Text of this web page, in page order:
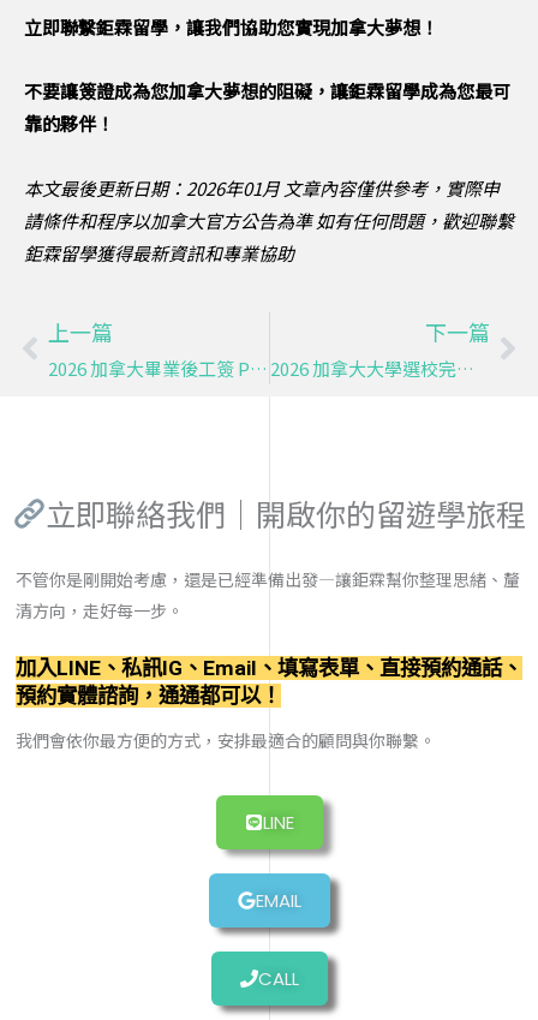
立即聯繫鉅霖留學，讓我們協助您實現加拿大夢想！
不要讓簽證成為您加拿大夢想的阻礙，讓鉅霖留學成為您最可
靠的夥伴！
本文最後更新日期：2026年01月 文章內容僅供參考，實際申
請條件和程序以加拿大官方公告為準 如有任何問題，歡迎聯繫
鉅霖留學獲得最新資訊和專業協助
上一頁
上一篇
2026 加拿大畢業後工簽 PGWP 最新政策、條件、申請流程-GLC鉅霖專業解析
下一篇
2026 加拿大大學選校完整指南｜Maclean’s 排名解析三大類型 GLC 鉅霖留學
立即聯絡我們｜開啟你的留遊學旅程
不管你是剛開始考慮，還是已經準備出發—讓鉅霖幫你整理思緒、釐
清方向，走好每一步。
加入LINE、私訊IG、Email、填寫表單、直接預約通話、
預約實體諮詢，通通都可以！
我們會依你最方便的方式，安排最適合的顧問與你聯繫。
LINE
EMAIL
CALL